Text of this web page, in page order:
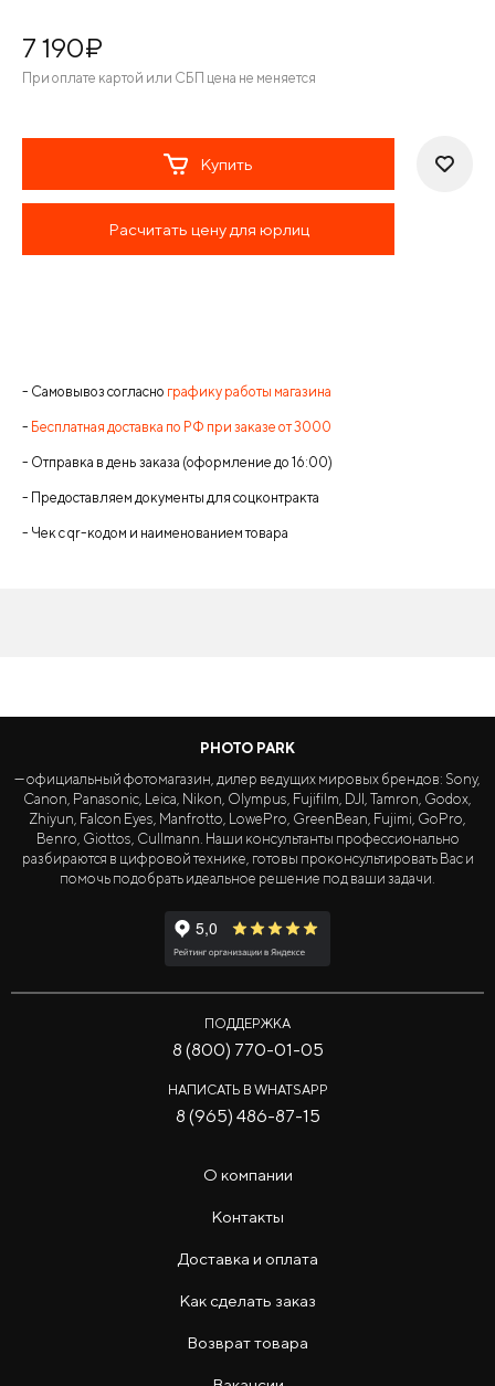
7 190¤
При оплате картой или СБП цена не меняется
Купить
Расчитать цену для юрлиц
- Самовывоз согласно графику работы магазина
- Бесплатная доставка по РФ при заказе от 3000
- Отправка в день заказа (оформление до 16:00)
- Предоставляем документы для соцконтракта
- Чек с qr-кодом и наименованием товара
PHOTO PARK
— официальный фотомагазин, дилер ведущих мировых брендов: Sony,
Canon, Panasonic, Leica, Nikon, Olympus, Fujifilm, DJI, Tamron, Godox,
Zhiyun, Falcon Eyes, Manfrotto, LowePro, GreenBean, Fujimi, GoPro,
Benro, Giottos, Cullmann. Наши консультанты профессионально
разбираются в цифровой технике, готовы проконсультировать Вас и
помочь подобрать идеальное решение под ваши задачи.
ПОДДЕРЖКА
8 (800) 770-01-05
НАПИСАТЬ В WHATSAPP
8 (965) 486-87-15
О компании
Контакты
Доставка и оплата
Как сделать заказ
Возврат товара